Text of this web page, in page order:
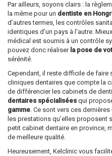
Par ailleurs, soyons clairs : la
la même pour un dentiste en
d’autres termes, les contrôles
identiques d’un pays à l’autre.
médical est soumis à un contrôle
pouvez donc réaliser la pose de
sérénité.
Cependant, il reste difficile de faire
cliniques dentaires que compte la
de différencier les cabinets de
dentaires spécialisées qui
gamme. Ce sont vers ces
les prestations qu’elles proposent
petit cabinet dentaire en province,
de meilleure qualité.
Heureusement, Kelclinic vous